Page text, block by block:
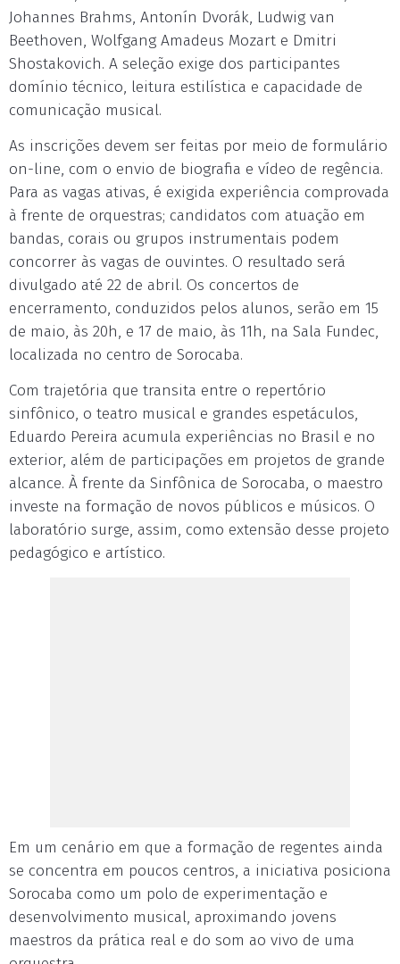
Johannes Brahms, Antonín Dvorák, Ludwig van
Beethoven, Wolfgang Amadeus Mozart e Dmitri
Shostakovich. A seleção exige dos participantes
domínio técnico, leitura estilística e capacidade de
comunicação musical.
As inscrições devem ser feitas por meio de formulário
on-line, com o envio de biografia e vídeo de regência.
Para as vagas ativas, é exigida experiência comprovada
à frente de orquestras; candidatos com atuação em
bandas, corais ou grupos instrumentais podem
concorrer às vagas de ouvintes. O resultado será
divulgado até 22 de abril. Os concertos de
encerramento, conduzidos pelos alunos, serão em 15
de maio, às 20h, e 17 de maio, às 11h, na Sala Fundec,
localizada no centro de Sorocaba.
Com trajetória que transita entre o repertório
sinfônico, o teatro musical e grandes espetáculos,
Eduardo Pereira acumula experiências no Brasil e no
exterior, além de participações em projetos de grande
alcance. À frente da Sinfônica de Sorocaba, o maestro
investe na formação de novos públicos e músicos. O
laboratório surge, assim, como extensão desse projeto
pedagógico e artístico.
Em um cenário em que a formação de regentes ainda
se concentra em poucos centros, a iniciativa posiciona
Sorocaba como um polo de experimentação e
desenvolvimento musical, aproximando jovens
maestros da prática real e do som ao vivo de uma